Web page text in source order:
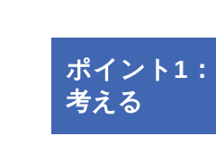
ポイント1
考える